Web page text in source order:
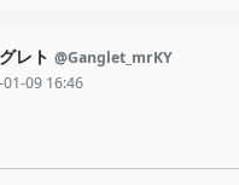
レト @Ganglet_mrKY
09 16:46